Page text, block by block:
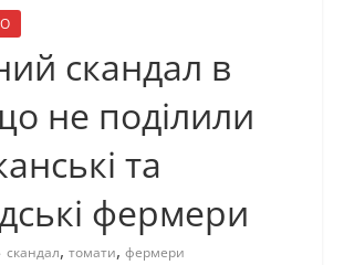
скандал в
не поділили
та
фермери
скандал, томати, фермери